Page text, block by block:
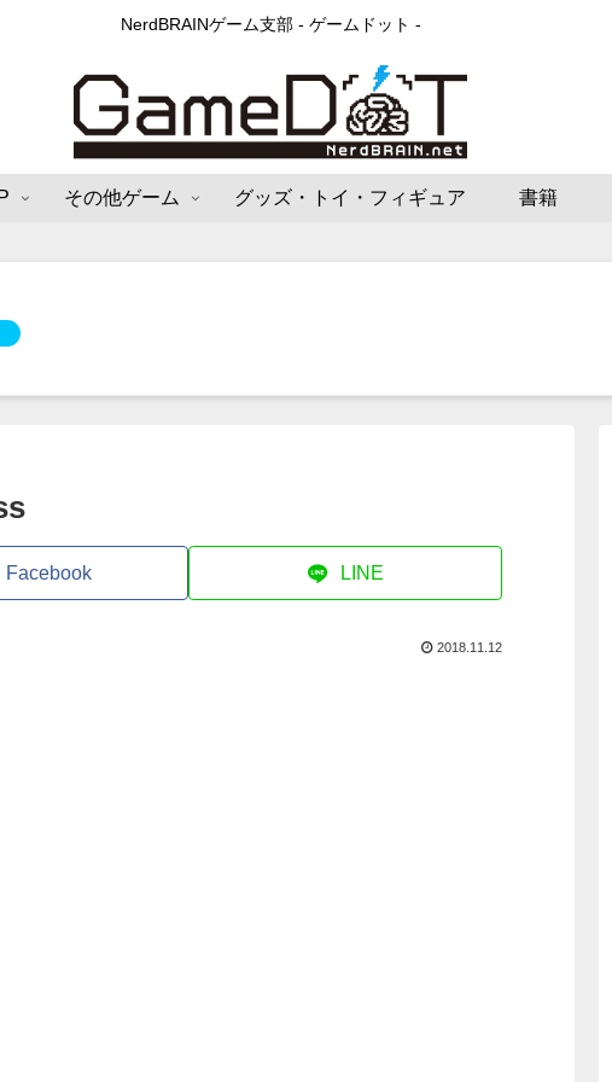
NerdBRAINゲーム支部 - ゲームドット -
その他ゲーム グッズ・トイ・フィギュア 書籍
Facebook LINE
2018.11.12